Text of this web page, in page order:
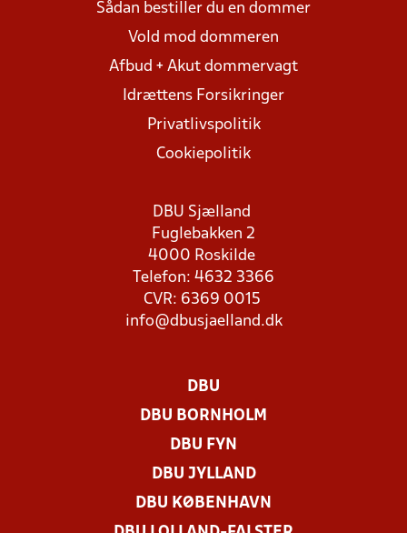
Sådan bestiller du en dommer
Vold mod dommeren
Afbud + Akut dommervagt
Idrættens Forsikringer
Privatlivspolitik
Cookiepolitik
DBU Sjælland
Fuglebakken 2
4000 Roskilde
Telefon: 4632 3366
CVR: 6369 0015
info@dbusjaelland.dk
DBU
DBU BORNHOLM
DBU FYN
DBU JYLLAND
DBU KØBENHAVN